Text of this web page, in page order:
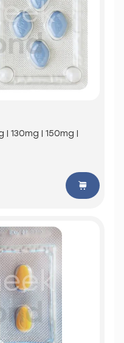
| 130mg | 150mg |